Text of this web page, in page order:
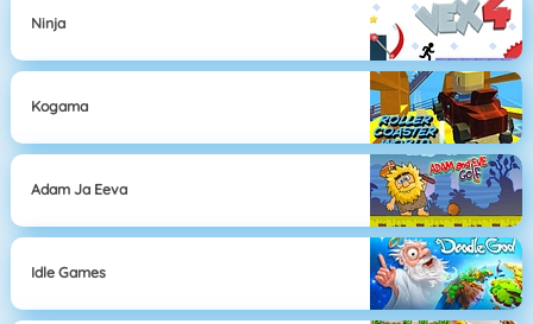
Ninja
Kogama
Adam Ja Eeva
Idle Games